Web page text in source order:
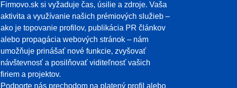
Firmovo.sk si vyžaduje čas, úsilie a zdroje. Vaša
aktivita a využívanie našich prémiových služieb –
ako je topovanie profilov, publikácia PR článkov
alebo propagácia webových stránok – nám
umožňuje prinášať nové funkcie, zvyšovať
návštevnosť a posilňovať viditeľnosť vašich
firiem a projektov.
Podporte nás prechodom na platený profil alebo